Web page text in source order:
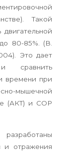
Такой
80-85%. (В.
Это дает
и сравнить
времени при
мышечной
(АКТ) и СОР
и отражения